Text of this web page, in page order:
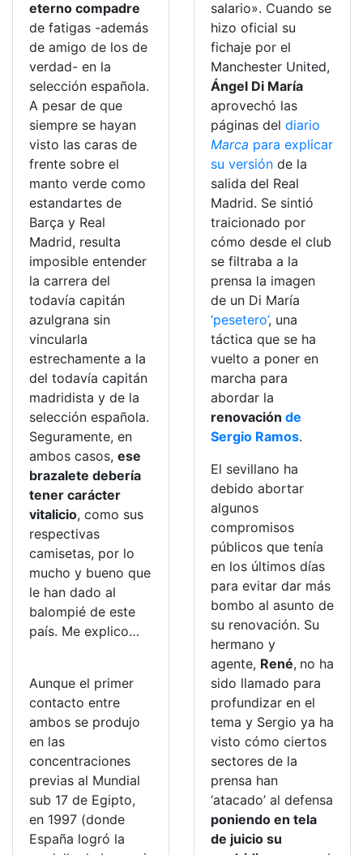
eterno compadre
de fatigas -además
de amigo de los de
verdad- en la
selección española.
A pesar de que
siempre se hayan
visto las caras de
frente sobre el
manto verde como
estandartes de
Barça y Real
Madrid, resulta
imposible entender
la carrera del
todavía capitán
azulgrana sin
vincularla
estrechamente a la
del todavía capitán
madridista y de la
selección española.
Seguramente, en
ambos casos, ese
brazalete debería
tener carácter
vitalicio, como sus
respectivas
camisetas, por lo
mucho y bueno que
le han dado al
balompié de este
país. Me explico…
Aunque el primer
contacto entre
ambos se produjo
en las
concentraciones
previas al Mundial
sub 17 de Egipto,
en 1997 (donde
España logró la
salario». Cuando se
hizo oficial su
fichaje por el
Manchester United,
Ángel Di María
aprovechó las
páginas del diario
Marca para explicar
su versión de la
salida del Real
Madrid. Se sintió
traicionado por
cómo desde el club
se filtraba a la
prensa la imagen
de un Di María
‘pesetero’, una
táctica que se ha
vuelto a poner en
marcha para
abordar la
renovación de
Sergio Ramos.
El sevillano ha
debido abortar
algunos
compromisos
públicos que tenía
en los últimos días
para evitar dar más
bombo al asunto de
su renovación. Su
hermano y
agente, René, no ha
sido llamado para
profundizar en el
tema y Sergio ya ha
visto cómo ciertos
sectores de la
prensa han
‘atacado’ al defensa
poniendo en tela
de juicio su